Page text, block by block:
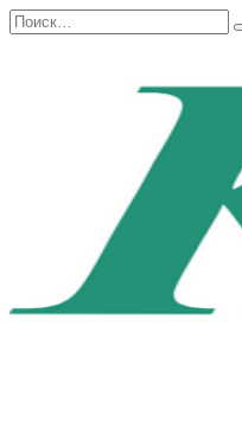
Перейти
к
Search
for: